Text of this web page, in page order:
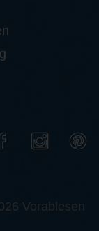
Vorablesen